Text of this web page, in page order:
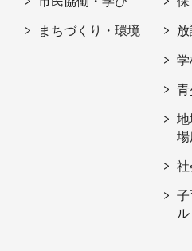
まちづくり・環境
学
青
地
場
社
子
ル